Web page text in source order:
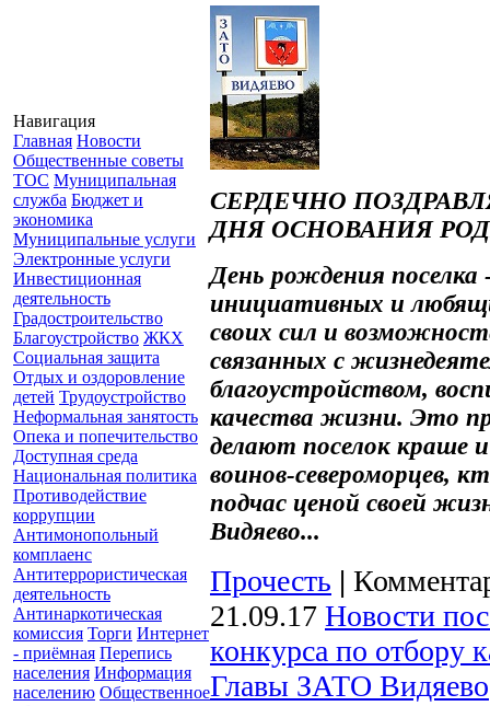
Навигация
Главная Новости
Общественные советы
ТОС Муниципальная
служба Бюджет и
экономика
Муниципальные услуги
Электронные услуги
Инвестиционная
деятельность
Градостроительство
Благоустройство ЖКХ
Социальная защита
Отдых и оздоровление
детей Трудоустройство
Неформальная занятость
Опека и попечительство
Доступная среда
Национальная политика
Противодействие
коррупции
Антимонопольный
комплаенс
Антитеррористическая
деятельность
Антинаркотическая
комиссия Торги Интернет
- приёмная Перепись
населения Информация
населению Общественное
СЕРДЕЧНО
ДНЯ ОСНОВАНИЯ
День рождения
инициативных и
своих сил и
связанных с
благоустройством,
качества жизни. Это
делают поселок краше
воинов-североморцев,
подчас ценой своей
Видяево...
Прочесть |
21.09.17 Новости
конкурса по отбору
Главы ЗАТО Видяево